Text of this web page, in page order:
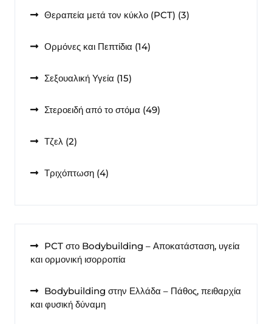
Θεραπεία μετά τον κύκλο (PCT) 33
Ορμόνες και Πεπτίδια 1414
Σεξουαλική Υγεία 1515
Στεροειδή από το στόμα 4949
Τζελ 22
Τριχόπτωση 44
PCT στο Bodybuilding – Αποκατάσταση, υγεία
και ορμονική ισορροπία
Bodybuilding στην Ελλάδα – Πάθος, πειθαρχία
και φυσική δύναμη